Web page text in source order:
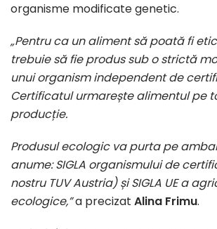
organisme modificate genetic.
„Pentru ca un aliment să poată fi
trebuie să fie produs sub o strictă
unui organism independent de
Certificatul urmarește alimentul pe
producție.
Produsul ecologic va purta pe
anume: SIGLA organismului de
nostru TUV Austria) și SIGLA UE a
ecologice,”a precizat Alina Frimu.